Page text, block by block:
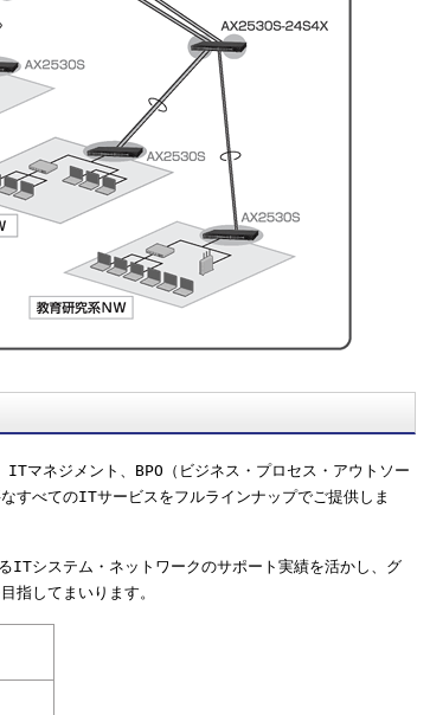
マネジメント、BPO（ビジネス・プロセス・アウトソー
すべてのITサービスをフルラインナップでご提供しま
ITシステム・ネットワークのサポート実績を活かし、グ
指してまいります。